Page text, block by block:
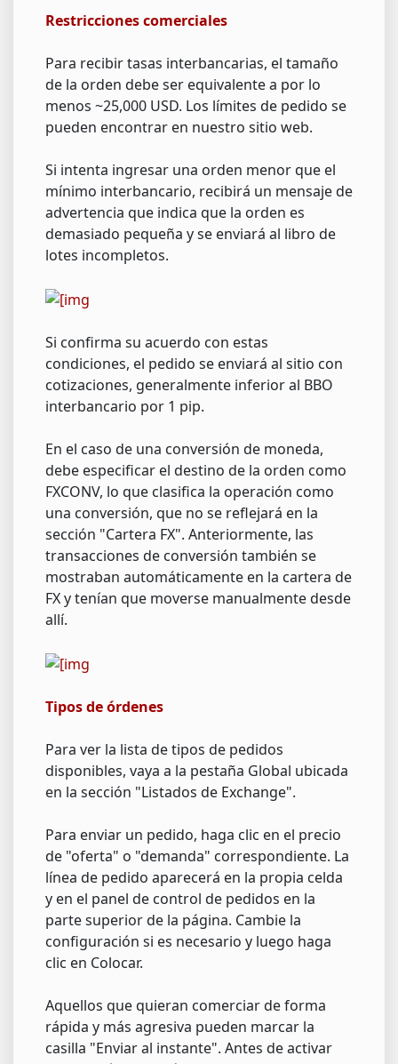
Restricciones comerciales
Para recibir tasas interbancarias, el tamaño
de la orden debe ser equivalente a por lo
menos ~25,000 USD. Los límites de pedido se
pueden encontrar en nuestro sitio web.
Si intenta ingresar una orden menor que el
mínimo interbancario, recibirá un mensaje de
advertencia que indica que la orden es
demasiado pequeña y se enviará al libro de
lotes incompletos.
Si confirma su acuerdo con estas
condiciones, el pedido se enviará al sitio con
cotizaciones, generalmente inferior al BBO
interbancario por 1 pip.
En el caso de una conversión de moneda,
debe especificar el destino de la orden como
FXCONV, lo que clasifica la operación como
una conversión, que no se reflejará en la
sección "Cartera FX". Anteriormente, las
transacciones de conversión también se
mostraban automáticamente en la cartera de
FX y tenían que moverse manualmente desde
allí.
Tipos de órdenes
Para ver la lista de tipos de pedidos
disponibles, vaya a la pestaña Global ubicada
en la sección "Listados de Exchange".
Para enviar un pedido, haga clic en el precio
de "oferta" o "demanda" correspondiente. La
línea de pedido aparecerá en la propia celda
y en el panel de control de pedidos en la
parte superior de la página. Cambie la
configuración si es necesario y luego haga
clic en Colocar.
Aquellos que quieran comerciar de forma
rápida y más agresiva pueden marcar la
casilla "Enviar al instante". Antes de activar